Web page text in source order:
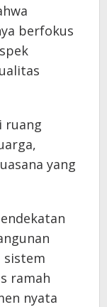
berfokus
ruang
yang
sistem
ramah
nyata